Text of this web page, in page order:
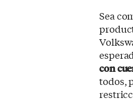
Sea
con
todos,